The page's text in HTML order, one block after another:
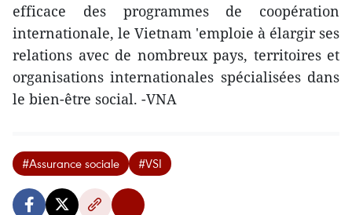
efficace des programmes de coopération
internationale, le Vietnam 'emploie à élargir ses
relations avec de nombreux pays, territoires et
organisations internationales spécialisées dans
le bien-être social. -VNA
#Assurance sociale #VSI